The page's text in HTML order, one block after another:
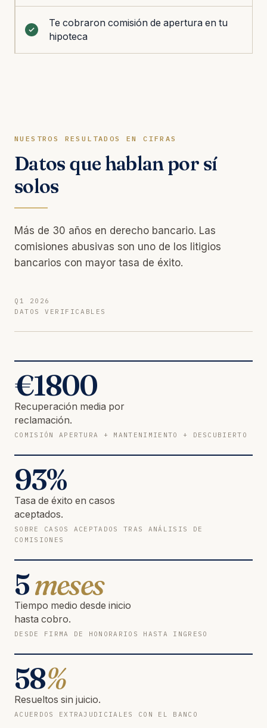
Te cobraron comisión de apertura en tu
hipoteca
NUESTROS RESULTADOS EN CIFRAS
Datos que hablan por sí
solos
Más de 30 años en derecho bancario. Las
comisiones abusivas son uno de los litigios
bancarios con mayor tasa de éxito.
Q1 2026
DATOS VERIFICABLES
€1800
Recuperación media por
reclamación.
COMISIÓN APERTURA + MANTENIMIENTO + DESCUBIERTO
93%
Tasa de éxito en casos
aceptados.
SOBRE CASOS ACEPTADOS TRAS ANÁLISIS DE
COMISIONES
5meses
Tiempo medio desde inicio
hasta cobro.
DESDE FIRMA DE HONORARIOS HASTA INGRESO
58%
Resueltos sin juicio.
ACUERDOS EXTRAJUDICIALES CON EL BANCO